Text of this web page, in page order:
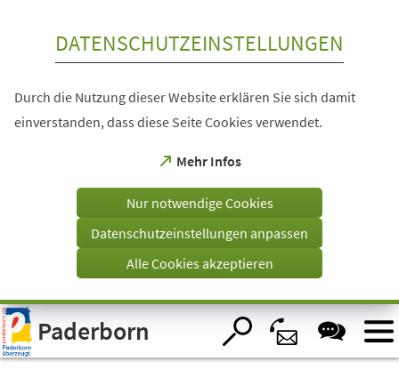
Visuelle
Assistenzsoftware
öffnen.
DATENSCHUTZEINSTELLUNGEN
Durch die Nutzung dieser Website erklären Sie sich damit
einverstanden, dass diese Seite Cookies verwendet.
Mehr Infos
(Öffnet
einem
Tab)
Nur notwendige Cookies
Datenschutzeinstellungen anpassen
Alle Cookies akzeptieren
Paderborn